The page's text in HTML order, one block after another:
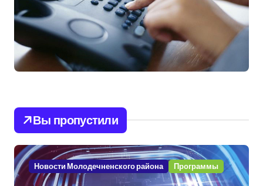
Вы пропустили
Новости Молодечненского района Программы